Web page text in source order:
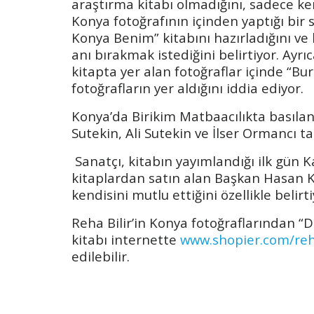
araştırma kitabı olmadığını, sadece
Konya fotoğrafının içinden yaptığı bir
Konya Benim” kitabını hazırladığını
anı bırakmak istediğini belirtiyor.
kitapta yer alan fotoğraflar içinde
fotoğrafların yer aldığını iddia ediyor.
Konya’da Birikim Matbaacılıkta
Sutekin, Ali Sutekin ve İlser Ormancı
Sanatçı, kitabın yayımlandığı ilk gün
kitaplardan satın alan Başkan Hasan
kendisini mutlu ettiğini özellikle
Reha Bilir’in Konya fotoğraflarından
kitabı internettewww.shopier.com/
edilebilir.